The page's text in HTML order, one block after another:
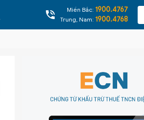
Miền Bắc: 1900.4767
Trung, Nam: 1900.4768